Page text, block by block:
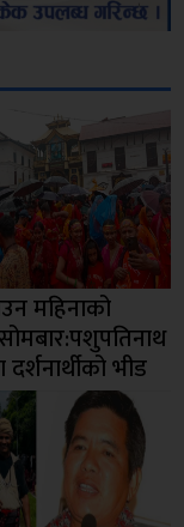
महिनाको
दर्शनार्थीको भीड